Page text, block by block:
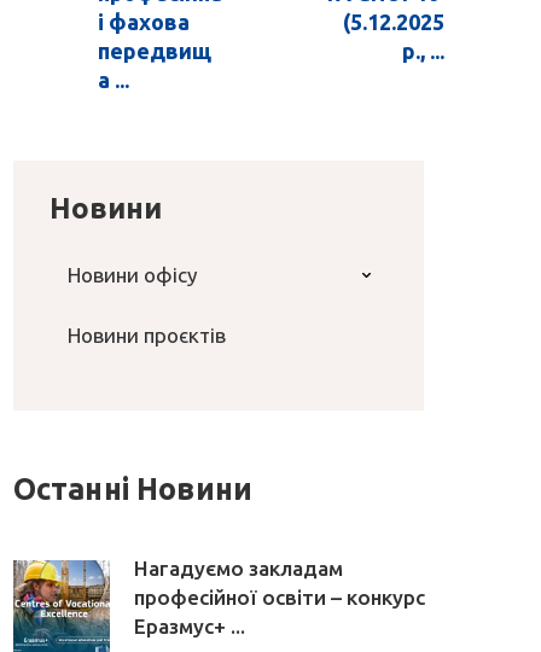
і фахова
передвищ
а ...
(5.12.2025
р., ...
Новини
Новини офісу
Новини проєктів
Останні Новини
Нагадуємо закладам
професійної освіти – конкурс
Еразмус+ ...